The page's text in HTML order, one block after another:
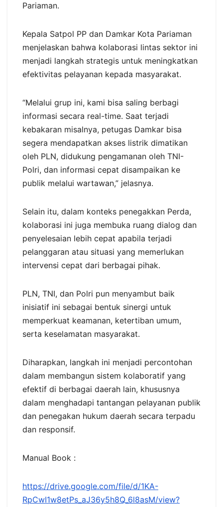
Pariaman.
Kepala Satpol PP dan Damkar Kota Pariaman
menjelaskan bahwa kolaborasi lintas sektor ini
menjadi langkah strategis untuk meningkatkan
efektivitas pelayanan kepada masyarakat.
“Melalui grup ini, kami bisa saling berbagi
informasi secara real-time. Saat terjadi
kebakaran misalnya, petugas Damkar bisa
segera mendapatkan akses listrik dimatikan
oleh PLN, didukung pengamanan oleh TNI-
Polri, dan informasi cepat disampaikan ke
publik melalui wartawan,” jelasnya.
Selain itu, dalam konteks penegakkan Perda,
kolaborasi ini juga membuka ruang dialog dan
penyelesaian lebih cepat apabila terjadi
pelanggaran atau situasi yang memerlukan
intervensi cepat dari berbagai pihak.
PLN, TNI, dan Polri pun menyambut baik
inisiatif ini sebagai bentuk sinergi untuk
memperkuat keamanan, ketertiban umum,
serta keselamatan masyarakat.
Diharapkan, langkah ini menjadi percontohan
dalam membangun sistem kolaboratif yang
efektif di berbagai daerah lain, khususnya
dalam menghadapi tantangan pelayanan publik
dan penegakan hukum daerah secara terpadu
dan responsif.
Manual Book :
https://drive.google.com/file/d/1KA-
RpCwI1w8etPs_aJ36y5h8Q_6l8asM/view?